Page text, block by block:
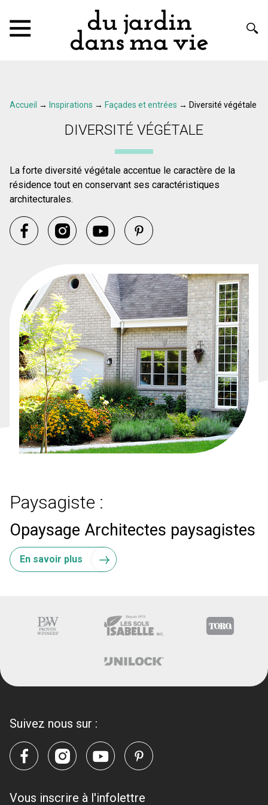
Accueil → Inspirations → Façades et entrées → Diversité végétale
DIVERSITÉ VÉGÉTALE
La forte diversité végétale accentue le caractère de la
résidence tout en conservant ses caractéristiques
architecturales.
Paysagiste :
Opaysage Architectes paysagistes
En savoir plus
Suivez nous sur :
Vous inscrire à l'infolettre